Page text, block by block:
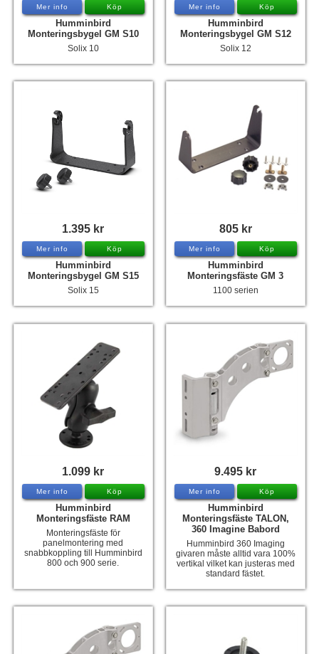
Mer info Köp
Humminbird
Monteringsbygel GM S10
Solix 10
Mer info Köp
Humminbird
Monteringsbygel GM S12
Solix 12
1.395 kr
Mer info Köp
Humminbird
Monteringsbygel GM S15
Solix 15
805 kr
Mer info Köp
Humminbird
Monteringsfäste GM 3
1100 serien
1.099 kr
Mer info Köp
Humminbird
Monteringsfäste RAM
Monteringsfäste för
panelmontering med
snabbkoppling till Humminbird
800 och 900 serie.
9.495 kr
Mer info Köp
Humminbird
Monteringsfäste TALON,
360 Imagine Babord
Humminbird 360 Imaging
givaren måste alltid vara 100%
vertikal vilket kan justeras med
standard fästet.